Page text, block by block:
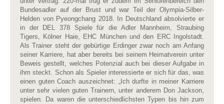
Bundesadler auf der Brust und war Teil der Olympia-Silber-
Helden von Pyeongchang 2018. In Deutschland absolvierte er
in der DEL 378 Spiele für die Adler Mannheim, Straubing
Tigers, Kölner Haie, EHC München und den ERC Ingolstadt.
Als Trainer steht der gebürtige Erdinger zwar noch am Anfang
seiner Karriere, hat aber bereits bei seinem Heimatverein unter
Beweis gestellt, welches Potenzial auch bei dieser Aufgabe in
ihm steckt. Schon als Spieler interessierte er sich für das, was
einen guten Coach auszeichnet: „Ich durfte in meiner Karriere
unter sehr vielen guten Trainern, unter anderem Don Jackson,
spielen. Da waren die unterschiedlichsten Typen bis hin zum